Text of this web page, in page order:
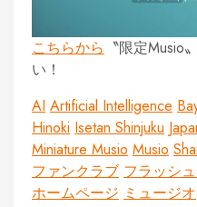
こちらから 〝限定Musio
い！
AI Artificial Intelligence
Hinoki Isetan Shinjuku
Miniature Musio Musio
ファンクラブ フラッシ
ホームページ ミュージオ